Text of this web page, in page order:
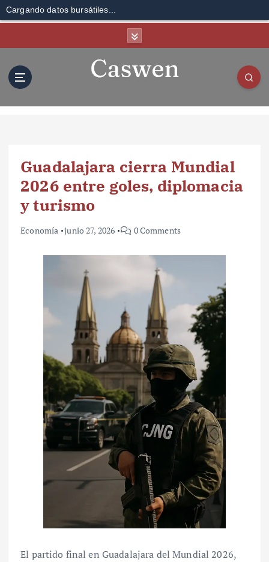
Cargando datos bursátiles...
Guadalajara cierra Mundial
2026 entre goles, diplomacia
y turismo
Economía junio 27, 2026 0 Comments
El partido final en Guadalajara del Mundial 2026,